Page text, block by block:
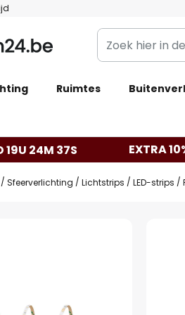
Zoek
hier
de
Ruimtes
19U 24M 36S EXTRA
Sfeerverlichting Lichtstrips LED-strips